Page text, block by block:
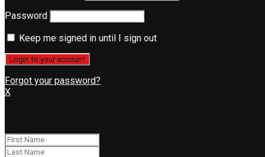
Password
Keep me signed in until I sign out
Forgot your password?
X